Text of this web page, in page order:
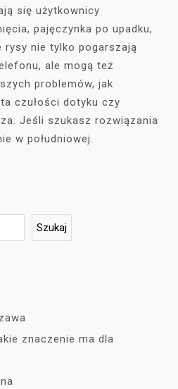
się użytkownicy
pajęczynka po upadku,
rysy nie tylko pogarszają
ale mogą też
problemów, jak
czułości dotyku czy
Jeśli szukasz rozwiązania
w południowej.
Szukaj
znaczenie ma dla